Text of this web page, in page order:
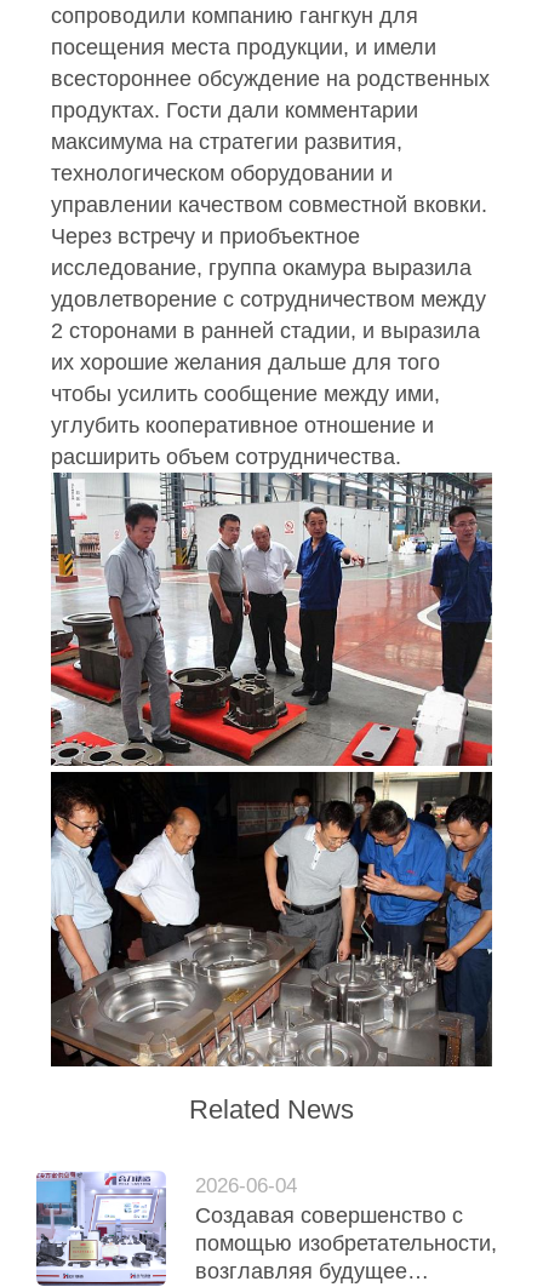
сопроводили компанию гангкун для
посещения места продукции, и имели
всестороннее обсуждение на родственных
продуктах. Гости дали комментарии
максимума на стратегии развития,
технологическом оборудовании и
управлении качеством совместной вковки.
Через встречу и приобъектное
исследование, группа окамура выразила
удовлетворение с сотрудничеством между
2 сторонами в ранней стадии, и выразила
их хорошие желания дальше для того
чтобы усилить сообщение между ими,
углубить кооперативное отношение и
расширить объем сотрудничества.
Related News
2026-06-04
Создавая совершенство с
помощью изобретательности,
возглавляя будущее